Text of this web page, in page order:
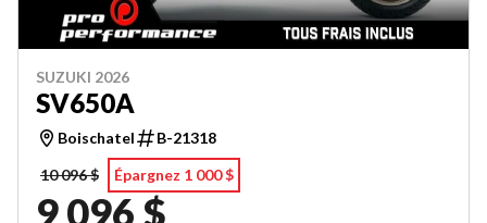
SUZUKI 2026
SV650A
Boischatel
B-21318
10 096 $
Épargnez 1 000 $
9 096 $